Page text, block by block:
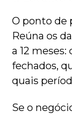
O ponto de
Reúna os
a 12
fechados,
quais
Se o